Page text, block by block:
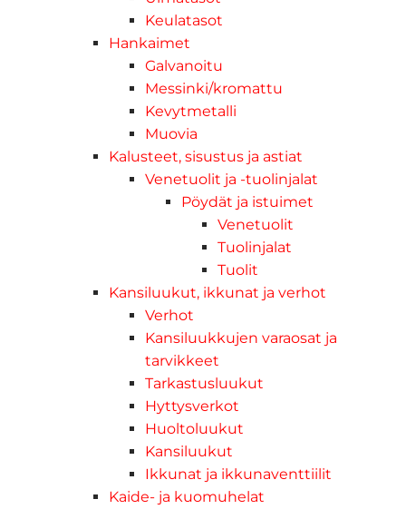
Keulatasot
Hankaimet
Galvanoitu
Messinki/kromattu
Kevytmetalli
Muovia
Kalusteet, sisustus ja astiat
Venetuolit ja -tuolinjalat
Pöydät ja istuimet
Venetuolit
Tuolinjalat
Tuolit
Kansiluukut, ikkunat ja verhot
Verhot
Kansiluukkujen varaosat ja
tarvikkeet
Tarkastusluukut
Hyttysverkot
Huoltoluukut
Kansiluukut
Ikkunat ja ikkunaventtiilit
Kaide- ja kuomuhelat